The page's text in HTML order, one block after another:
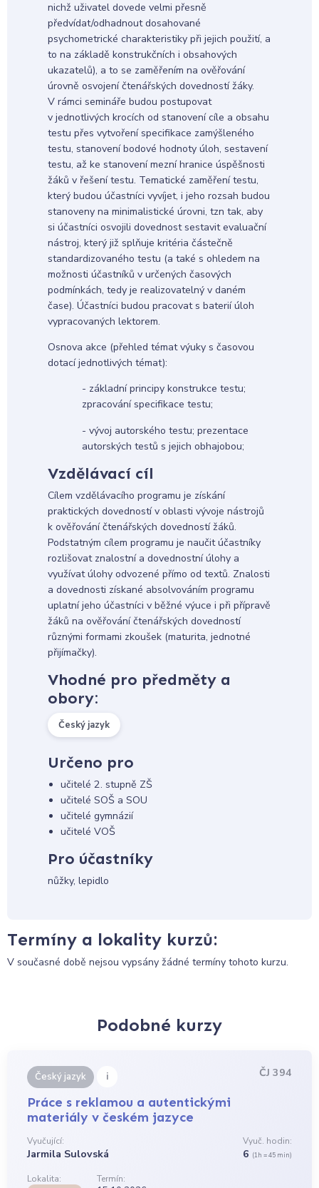
nichž uživatel dovede velmi přesně
předvídat/odhadnout dosahované
psychometrické charakteristiky při jejich použití, a
to na základě konstrukčních i obsahových
ukazatelů), a to se zaměřením na ověřování
úrovně osvojení čtenářských dovedností žáky.
V rámci semináře budou postupovat
v jednotlivých krocích od stanovení cíle a obsahu
testu přes vytvoření specifikace zamýšleného
testu, stanovení bodové hodnoty úloh, sestavení
testu, až ke stanovení mezní hranice úspěšnosti
žáků v řešení testu. Tematické zaměření testu,
který budou účastníci vyvíjet, i jeho rozsah budou
stanoveny na minimalistické úrovni, tzn tak, aby
si účastníci osvojili dovednost sestavit evaluační
nástroj, který již splňuje kritéria částečně
standardizovaného testu (a také s ohledem na
možnosti účastníků v určených časových
podmínkách, tedy je realizovatelný v daném
čase). Účastníci budou pracovat s baterií úloh
vypracovaných lektorem.
Osnova akce (přehled témat výuky s časovou
dotací jednotlivých témat):
- základní principy konstrukce testu;
zpracování specifikace testu;
- vývoj autorského testu; prezentace
autorských testů s jejich obhajobou;
Vzdělávací cíl
Cílem vzdělávacího programu je získání
praktických dovedností v oblasti vývoje nástrojů
k ověřování čtenářských dovedností žáků.
Podstatným cílem programu je naučit účastníky
rozlišovat znalostní a dovednostní úlohy a
využívat úlohy odvozené přímo od textů. Znalosti
a dovednosti získané absolvováním programu
uplatní jeho účastníci v běžné výuce i při přípravě
žáků na ověřování čtenářských dovedností
různými formami zkoušek (maturita, jednotné
přijímačky).
Vhodné pro předměty a
obory:
Český jazyk
Určeno pro
učitelé 2. stupně ZŠ
učitelé SOŠ a SOU
učitelé gymnázií
učitelé VOŠ
Pro účastníky
nůžky, lepidlo
Termíny a lokality kurzů:
V současné době nejsou vypsány žádné termíny tohoto kurzu.
Podobné kurzy
Český jazyk i ČJ 394
Práce s reklamou a autentickými
materiály v českém jazyce
Vyučující:
Jarmila Sulovská
Vyuč. hodin:
6 (1h = 45 min)
Lokalita:
Termín: